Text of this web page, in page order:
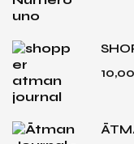
10,00